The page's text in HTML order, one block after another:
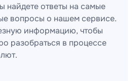
найдете ответы на самые
вопросы о нашем сервисе.
информацию, чтобы
разобраться в процессе